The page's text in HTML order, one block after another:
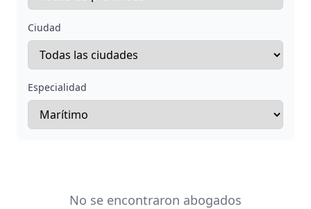
Ciudad
Especialidad
No se encontraron abogados